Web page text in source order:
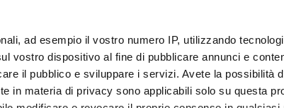
ad esempio il vostro numero IP, utilizzando
vostro dispositivo al fine di pubblicare annunci e
il pubblico e sviluppare i servizi. Avete la possibilità
in materia di privacy sono applicabili solo su questa